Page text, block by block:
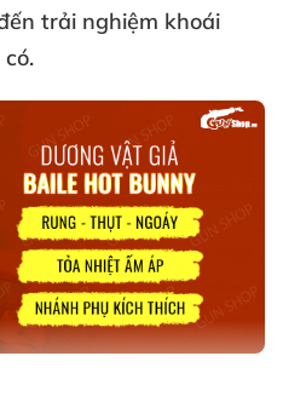
trải nghiệm khoái